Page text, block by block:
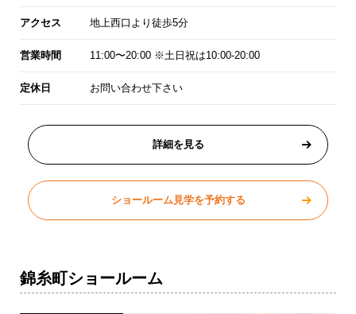
アクセス 地上西口より徒歩5分
営業時間 11:00〜20:00 ※土日祝は10:00-20:00
定休日 お問い合わせ下さい
詳細を見る
ショールーム見学を予約する
錦糸町ショールーム